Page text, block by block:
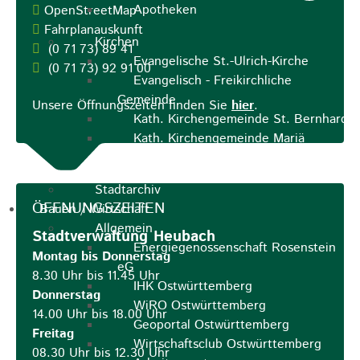
Apotheken
Kirchen
Evangelische St.-Ulrich-Kirche
Evangelisch - Freikirchliche
Gemeinde
Kath. Kirchengemeinde St. Bernhard
Kath. Kirchengemeinde Mariä
Stadtarchiv
Bauen / Wirtschaft
Allgemein
Energiegenossenschaft Rosenstein
eG
IHK Ostwürttemberg
WiRO Ostwürttemberg
Geoportal Ostwürttemberg
Wirtschaftsclub Ostwürttemberg
OpenStreetMap
Fahrplanauskunft
(0 71 73) 89 41
(0 71 73) 92 91 00
Unsere Öffnungszeiten finden Sie hier.
ÖFFNUNGSZEITEN
Stadtverwaltung Heubach
Montag bis Donnerstag
8.30 Uhr bis 11.45 Uhr
Donnerstag
14.00 Uhr bis 18.00 Uhr
Freitag
08.30 Uhr bis 12.30 Uhr